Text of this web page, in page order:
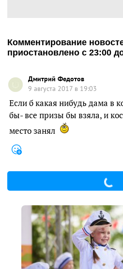
Комментирование
приостановлено с 23:00
Дмитрий Федотов
9 августа 2017 в 19:03
Если б какая нибудь дама в
бы- все призы бы взяла, и
место занял